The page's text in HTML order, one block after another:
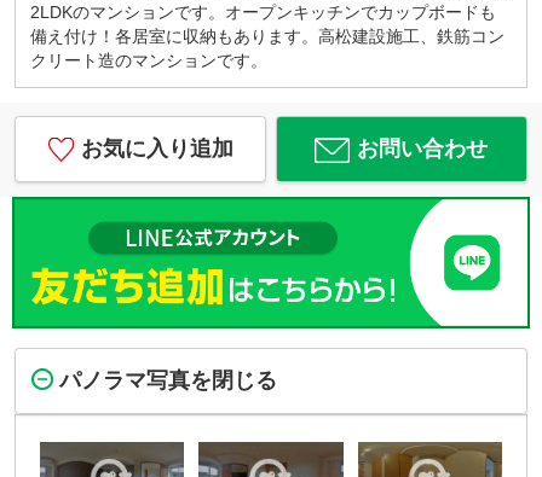
2LDKのマンションです。オープンキッチンでカップボードも
備え付け！各居室に収納もあります。高松建設施工、鉄筋コン
クリート造のマンションです。
お気に入り追加 お問い合わせ
パノラマ写真を閉じる